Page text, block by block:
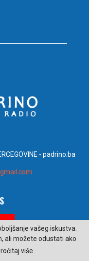
- padrino.ba
vašeg iskustva.
ali možete odustati ako
više